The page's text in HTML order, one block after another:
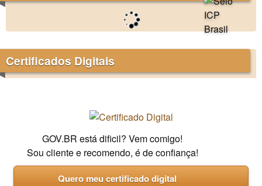
Certificados Digitais
GOV.BR está dificil? Vem comigo!
Sou cliente e recomendo, é de confiança!
Quero meu certificado digital